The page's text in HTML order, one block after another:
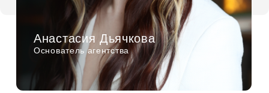
исключением условий, прямо указанных на
странице «Публичная оферта». Обработка
персональных данных осуществляется в
соответствии сПолитикой обработки
персональных данных.